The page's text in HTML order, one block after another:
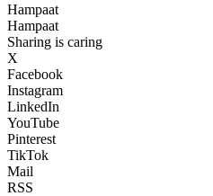
Hampaat
Hampaat
Sharing is caring
X
Facebook
Instagram
LinkedIn
YouTube
Pinterest
TikTok
Mail
RSS